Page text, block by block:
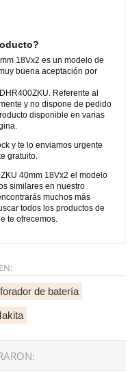
18Vx2 es un modelo de
buena aceptación por
Referente al
y no dispone de pedido
disponible en varias
y te lo enviamos urgente
gratuito.
40mm 18Vx2 el modelo
similares en nuestro
muchos más
todos los productos de
te ofrecemos.
de batería